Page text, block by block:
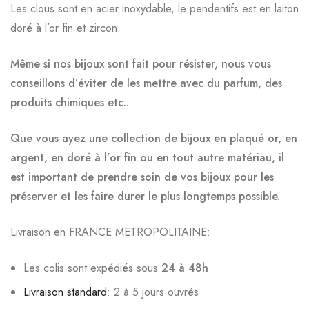
Les clous sont en acier inoxydable, le pendentifs est en laiton
doré à l’or fin et zircon.
Même si nos bijoux sont fait pour résister, nous vous
conseillons d’éviter de les mettre avec du parfum, des
produits chimiques etc..
Que vous ayez une collection de bijoux en plaqué or, en
argent, en doré à l’or fin ou en tout autre matériau, il
est important de prendre soin de vos bijoux pour les
préserver et les faire durer le plus longtemps possible.
Livraison en FRANCE METROPOLITAINE:
Les colis sont expédiés sous24 à 48h
Livraison standard: 2 à 5 jours ouvrés